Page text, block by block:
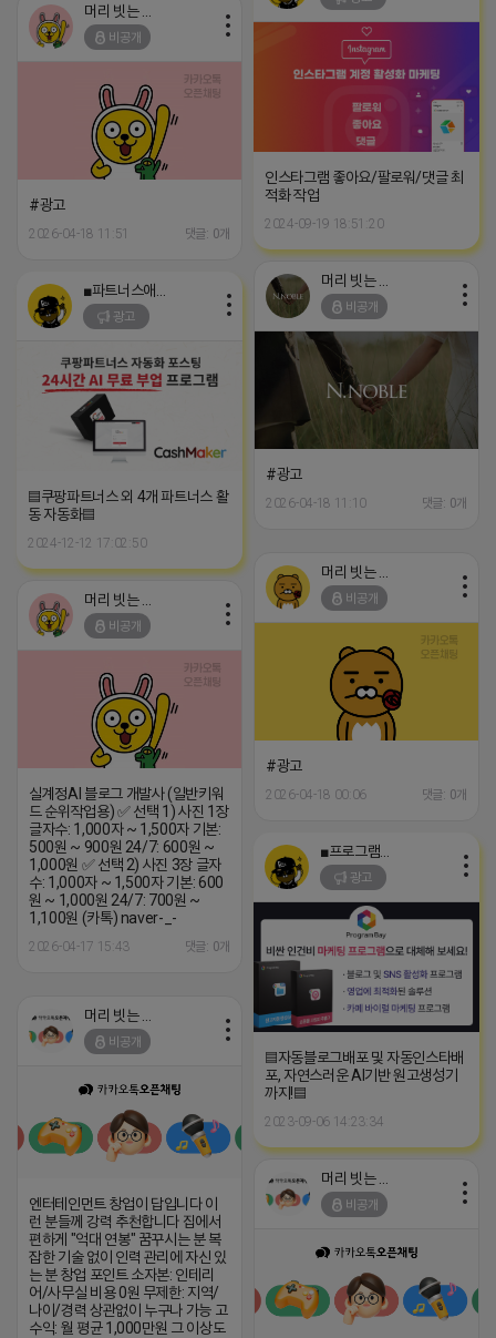
인스타그램 좋아요/팔로워/댓글 최
적화 작업
2024-09-19 18:51:20
비공개
#광고
2026-04-18 11:51 댓글: 0개
비공개
#광고
2026-04-18 11:10 댓글: 0개
광고
▤쿠팡파트너스 외 4개 파트너스 활
동 자동화▤
2024-12-12 17:02:50
비공개
#광고
2026-04-18 00:06 댓글: 0개
비공개
실계정AI 블로그 개발사 (일반키워
드 순위작업용) ✅ 선택 1) 사진 1장
글자수: 1,000자 ~ 1,500자 기본:
500원 ~ 900원 24/7: 600원 ~
1,000원 ✅ 선택 2) 사진 3장 글자
수: 1,000자 ~ 1,500자 기본: 600
원 ~ 1,000원 24/7: 700원 ~
1,100원 (카톡) naver-_-
2026-04-17 15:43 댓글: 0개
광고
▤자동블로그배포 및 자동인스타배
포, 자연스러운 AI기반 원고생성기
까지!▤
2023-09-06 14:23:34
비공개
엔터테인먼트 창업이 답입니다 이
런 분들께 강력 추천합니다 집에서
편하게 "억대 연봉" 꿈꾸시는 분 복
잡한 기술 없이 인력 관리에 자신 있
는 분 창업 포인트 소자본: 인테리
어/사무실 비용 0원 무제한: 지역/
나이/경력 상관없이 누구나 가능 고
수익: 월 평균 1,000만원 그 이상도
비공개